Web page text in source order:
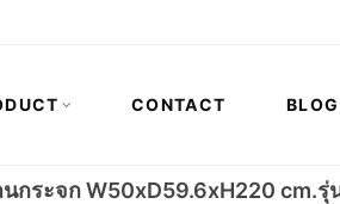
CONTACT BLOG
กระจก W50xD59.6xH220 cm.รุ่